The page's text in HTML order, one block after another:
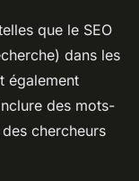
que le SEO
dans les
également
des mots-
chercheurs